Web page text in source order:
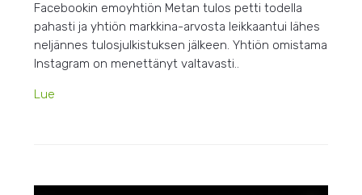
Facebookin emoyhtiön Metan tulos petti todella
pahasti ja yhtiön markkina-arvosta leikkaantui lähes
neljännes tulosjulkistuksen jälkeen. Yhtiön omistama
Instagram on menettänyt valtavasti..
Lue